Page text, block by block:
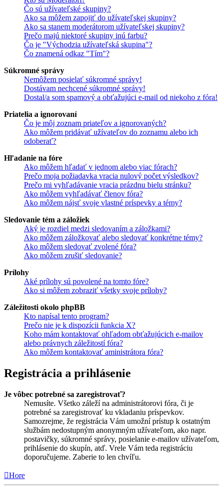
Čo sú užívateľské skupiny?
Ako sa môžem zapojiť do užívateľskej skupiny?
Ako sa stanem moderátorom užívateľskej skupiny?
Prečo majú niektoré skupiny inú farbu?
Čo je "Východzia užívateľská skupina"?
Čo znamená odkaz "Tím"?
Súkromné správy
Nemôžem posielať súkromné správy!
Dostávam nechcené súkromné správy!
Dostal/a som spamový a obťažujúci e-mail od niekoho z fóra!
Priatelia a ignorovaní
Čo je môj zoznam priateľov a ignorovaných?
Ako môžem pridávať užívateľov do zoznamu alebo ich
odoberať?
Hľadanie na fóre
Ako môžem hľadať v jednom alebo viac fórach?
Prečo moja požiadavka vracia nulový počet výsledkov?
Prečo mi vyhľadávanie vracia prázdnu bielu stránku?
Ako môžem vyhľadávať členov fóra?
Ako môžem nájsť svoje vlastné príspevky a témy?
Sledovanie tém a záložiek
Aký je rozdiel medzi sledovaním a záložkami?
Ako môžem záložkovať alebo sledovať konkrétne témy?
Ako môžem sledovať zvolené fóra?
Ako môžem zrušiť sledovanie?
Prílohy
Aké prílohy sú povolené na tomto fóre?
Ako si môžem zobraziť všetky svoje prílohy?
Záležitosti okolo phpBB
Kto napísal tento program?
Prečo nie je k dispozícii funkcia X?
Koho mám kontaktovať ohľadom obťažujúcich e-mailov
alebo právnych záležitostí fóra?
Ako môžem kontaktovať aministrátora fóra?
Registrácia a prihlásenie
Je vôbec potrebné sa zaregistrovať?
Nemusíte. Všetko záleží na administrátorovi fóra, či je
potrebné sa zaregistrovať ku vkladaniu príspevkov.
Samozrejme, že registrácia Vám umožní prístup k ostatným
službám nedostupným anonymným užívateľom, ako napr.
postavičky, súkromné správy, posielanie e-mailov užívateľom,
prihlásenie do skupín, atď. Vrele Vám teda registráciu
doporučujeme. Zaberie to len chvíľu.
Hore